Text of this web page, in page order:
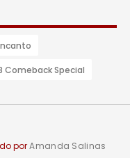
Comeback Special
porAmanda Salinas